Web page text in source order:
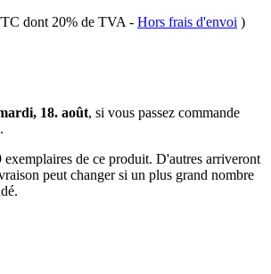
dont 20% de TVA - Hors frais d'envoi )
18. août, si vous passez commande
.
exemplaires de ce produit. D'autres arriveront
peut changer si un plus grand nombre